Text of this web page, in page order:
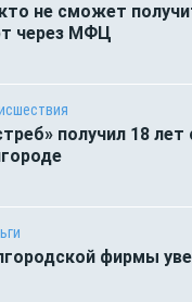
не сможет
через МФЦ
получил 18 лет
фирмы